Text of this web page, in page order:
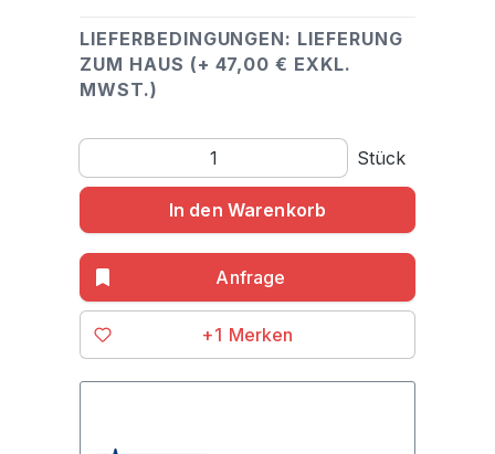
LIEFERBEDINGUNGEN: LIEFERUNG
ZUM HAUS (+ 47,00 € EXKL.
MWST.)
Produkt Anzahl: Gib den gewünschten Wert ein
Stück
In den Warenkorb
+1